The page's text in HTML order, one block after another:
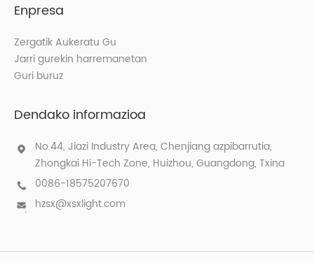
Enpresa
Zergatik Aukeratu Gu
Jarri gurekin harremanetan
Guri buruz
Dendako informazioa
No.44, Jiazi Industry Area, Chenjiang azpibarrutia,
Zhongkai Hi-Tech Zone, Huizhou, Guangdong, Txina
0086-18575207670
hzsx@xsxlight.com